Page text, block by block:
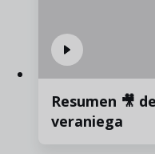
Resumen 🎥
veraniega